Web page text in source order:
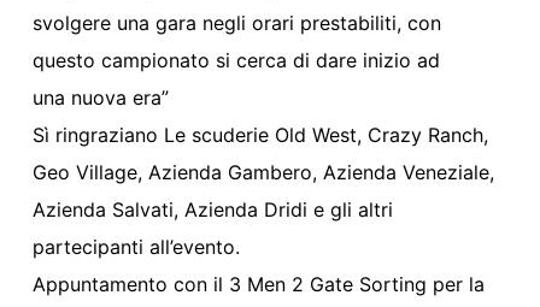
svolgere una gara negli orari prestabiliti, con
questo campionato si cerca di dare inizio ad
una nuova era”
Sì ringraziano Le scuderie Old West, Crazy Ranch,
Geo Village, Azienda Gambero, Azienda Veneziale,
Azienda Salvati, Azienda Dridi e gli altri
partecipanti all’evento.
Appuntamento con il 3 Men 2 Gate Sorting per la